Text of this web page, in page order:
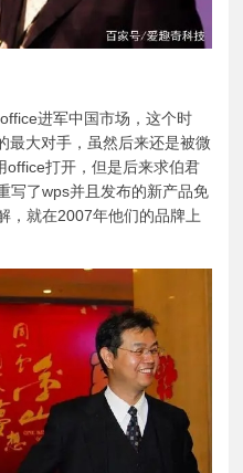
进军中国市场，这个时
最大对手，虽然后来还是被微
office打开，但是后来求伯君
写了wps并且发布的新产品免
，就在2007年他们的品牌上